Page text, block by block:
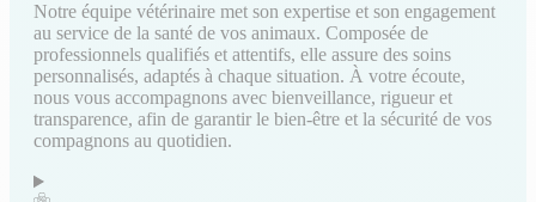
Notre équipe vétérinaire met son expertise et son engagement
au service de la santé de vos animaux. Composée de
professionnels qualifiés et attentifs, elle assure des soins
personnalisés, adaptés à chaque situation. À votre écoute,
nous vous accompagnons avec bienveillance, rigueur et
transparence, afin de garantir le bien-être et la sécurité de vos
compagnons au quotidien.